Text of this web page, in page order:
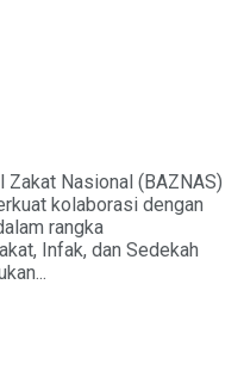
Zakat Nasional (BAZNAS)
kolaborasi dengan
rangka
Infak, dan Sedekah